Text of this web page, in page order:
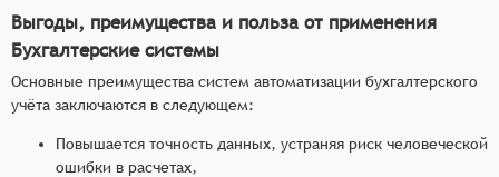
Выгоды, преимущества и польза от применения
Бухгалтерские системы
Основные преимущества систем автоматизации бухгалтерского
учёта заключаются в следующем:
Повышается точность данных, устраняя риск человеческой
ошибки в расчетах,